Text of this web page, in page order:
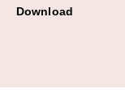
Download